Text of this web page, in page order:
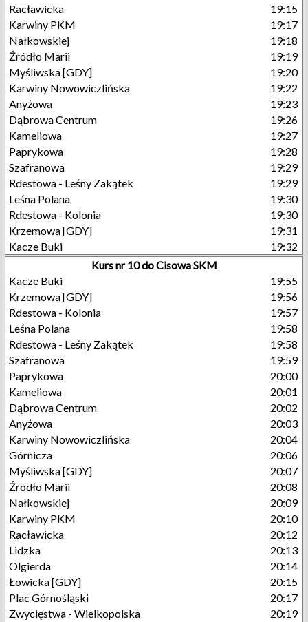
Racławicka
19:15
Karwiny PKM
19:17
Nałkowskiej
19:18
Źródło Marii
19:19
Myśliwska [GDY]
19:20
Karwiny Nowowiczlińska
19:22
Anyżowa
19:23
Dąbrowa Centrum
19:26
Kameliowa
19:27
Paprykowa
19:28
Szafranowa
19:29
Rdestowa - Leśny Zakątek
19:29
Leśna Polana
19:30
Rdestowa - Kolonia
19:30
Krzemowa [GDY]
19:31
Kacze Buki
19:32
Kurs nr 10 do Cisowa SKM
Kacze Buki
19:55
Krzemowa [GDY]
19:56
Rdestowa - Kolonia
19:57
Leśna Polana
19:58
Rdestowa - Leśny Zakątek
19:58
Szafranowa
19:59
Paprykowa
20:00
Kameliowa
20:01
Dąbrowa Centrum
20:02
Anyżowa
20:03
Karwiny Nowowiczlińska
20:04
Górnicza
20:06
Myśliwska [GDY]
20:07
Źródło Marii
20:08
Nałkowskiej
20:09
Karwiny PKM
20:10
Racławicka
20:12
Lidzka
20:13
Olgierda
20:14
Łowicka [GDY]
20:15
Plac Górnośląski
20:17
Zwycięstwa - Wielkopolska
20:19